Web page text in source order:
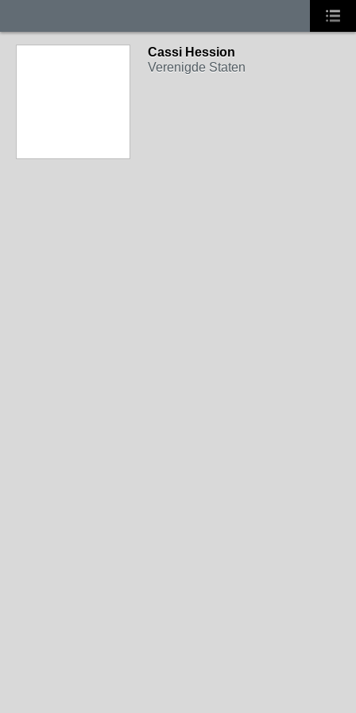
Cassi Hession
Verenigde Staten